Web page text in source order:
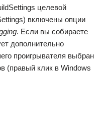
целевой
включены опции
. Если вы собираете
дополнительно
проигрывателя выбран
(правый клик в Windows